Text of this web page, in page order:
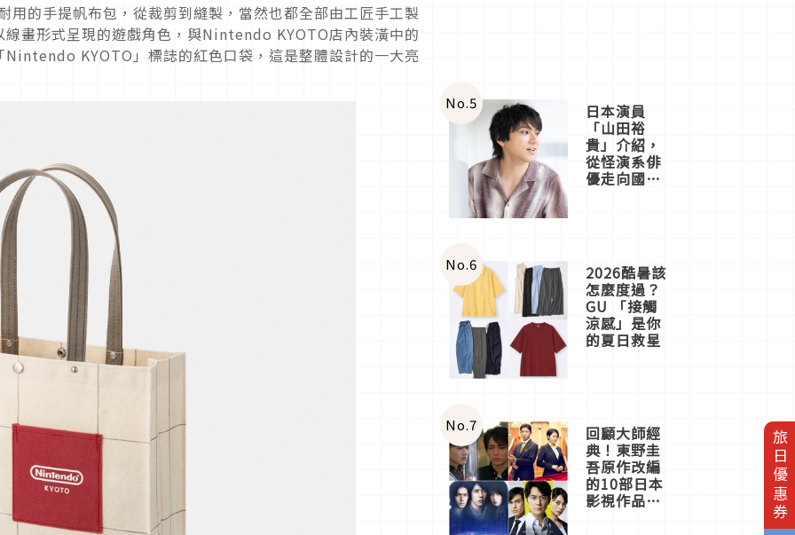
旅日優惠券
的手提帆布包，從裁剪到縫製，當然也都全部由工匠手工製
畫形式呈現的遊戲角色，與Nintendo KYOTO店內裝潢中的
KYOTO」標誌的紅色口袋，這是整體設計的一大亮
No.5 日本演員
「山田裕
貴」介紹，
從怪演系俳
優走向國民
No.6 2026酷暑該
怎麼度過？
GU 「接觸
涼感」是你
的夏日救星
No.7 回顧大師經
典！東野圭
吾原作改編
的10部日本
影視作品推